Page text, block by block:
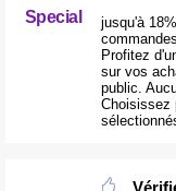
Special
jusqu'à
Profitez
sur vos
public.
Choisissez